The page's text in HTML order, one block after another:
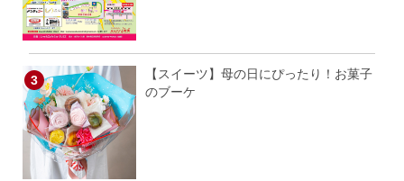
【スイーツ】母の日にぴったり！お菓子
のブーケ